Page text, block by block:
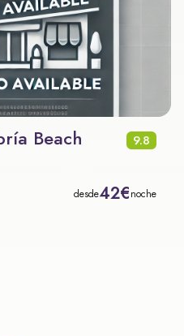
Beach
9.8
desde42€noche